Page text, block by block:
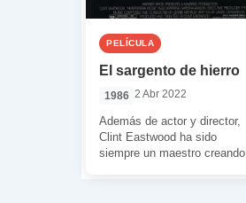
PELÍCULA
El sargento de hierro
1986 2 Abr 2022
Además de actor y director,
Clint Eastwood ha sido
siempre un maestro creando